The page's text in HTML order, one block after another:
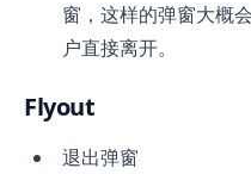
窗，这样的弹窗大概
户直接离开。
Flyout
退出弹窗